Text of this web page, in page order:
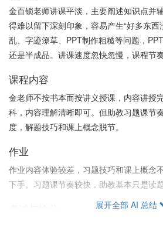
金百锁老师讲课平淡，主要阐述知识点并
得难以留下深刻印象，容易产生“好多东
乱、字迹潦草、PPT制作粗糙等问题，
还是半成品。讲课速度忽快忽慢，课程节奏
课程内容
金老师不按书本而按讲义授课，内容讲授
科，内容理解清晰即可。但助教习题课节
度，解题技巧和课上概念脱节。
作业
作业内容体验较差，习题技巧和课上概念
下手。习题课节奏较快，助教基本只是读
展开全部 AI 总结